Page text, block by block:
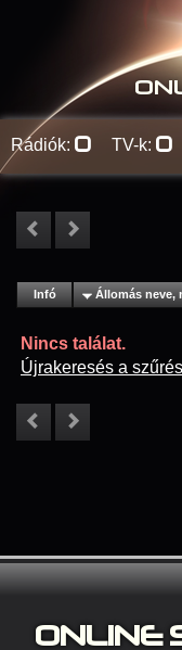
Rádiók: TV-k:
Infó Lejátszás
Állomás neve,
Nincs találat.
Újrakeresés a
ONLINE